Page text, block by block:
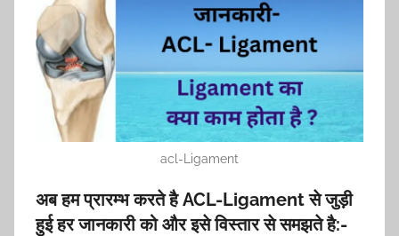
acl-Ligament
अब हम प्रारम्भ करते है ACL-Ligament से जुड़ी
हुई हर जानकारी को और इसे विस्तार से समझते है:-